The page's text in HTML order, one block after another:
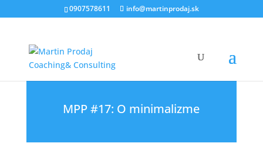
0907578611 info@martinprodaj.sk
MPP #17: O minimalizme